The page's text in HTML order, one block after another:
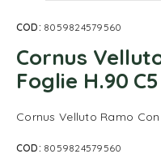
COD: 8059824579560
Cornus
Foglie H.90 C5
Cornus Velluto Ramo
COD: 8059824579560